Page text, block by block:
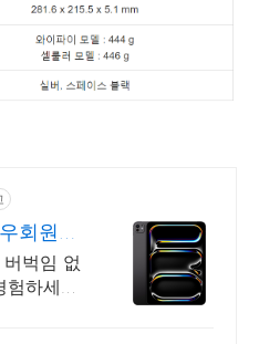
회원
벅임 없
험하세